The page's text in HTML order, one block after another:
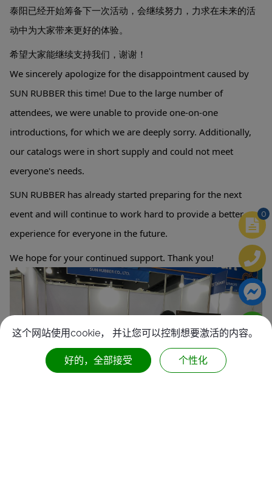
泰阳已经开始筹备下一次活动，会继续努力，力求在未来的活
动中为大家带来更好的体验。
希望大家能继续支持我们，谢谢！
We sincerely apologize for the disappointment caused by
SUN RUBBER this time! Due to the large number of
attendees, we were unable to provide one-on-one
introductions, for which we are deeply sorry. Additionally,
our catalogs were in short supply and could not meet
everyone's needs.
SUN RUBBER has already started preparing for the next
event and will continue to work hard to provide a better
experience for everyone in the future.
We hope for your continued support. Thank you!
0
这个网站使用cookie， 并让您可以控制想要激活的内容。
好的，全部接受 个性化